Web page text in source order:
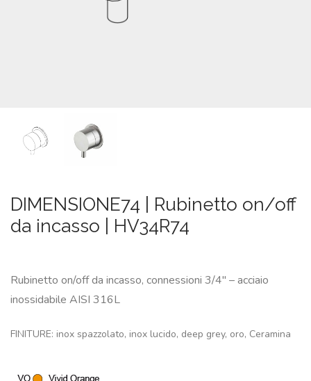
DIMENSIONE74 | Rubinetto on/off
da incasso | HV34R74
Rubinetto on/off da incasso, connessioni 3/4″ – acciaio
inossidabile AISI 316L
FINITURE: inox spazzolato, inox lucido, deep grey, oro, Ceramina
CERCA